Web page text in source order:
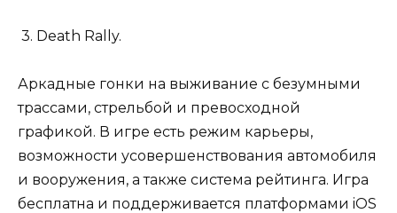
3. Death Rally.
Аркадные гонки на выживание с безумными
трассами, стрельбой и превосходной
графикой. В игре есть режим карьеры,
возможности усовершенствования автомобиля
и вооружения, а также система рейтинга. Игра
бесплатна и поддерживается платформами iOS